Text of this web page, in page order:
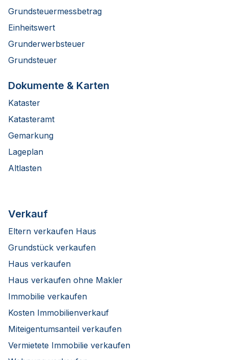
Grundsteuermessbetrag
Einheitswert
Grunderwerbsteuer
Grundsteuer
Dokumente & Karten
Kataster
Katasteramt
Gemarkung
Lageplan
Altlasten
Verkauf
Eltern verkaufen Haus
Grundstück verkaufen
Haus verkaufen
Haus verkaufen ohne Makler
Immobilie verkaufen
Kosten Immobilienverkauf
Miteigentumsanteil verkaufen
Vermietete Immobilie verkaufen